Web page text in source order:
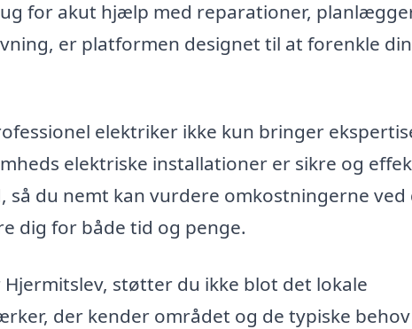
for akut hjælp med reparationer,
er platformen designet til at forenkle din
elektriker ikke kun bringer
elektriske installationer er sikre og
du nemt kan vurdere omkostningerne ved
dig for både tid og penge.
støtter du ikke blot det lokale
der kender området og de typiske